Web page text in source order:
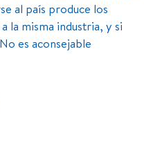
al país produce los
la misma industria, y si
es aconsejable